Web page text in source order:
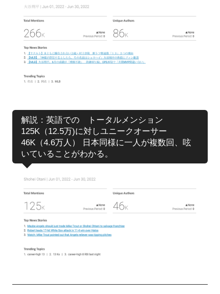
解説：英語での トータルメンション
125K（12.5万)に対しユニークオーサー
46K（4.6万人） 日本同様に一人が複数回、呟
いていることがわかる。